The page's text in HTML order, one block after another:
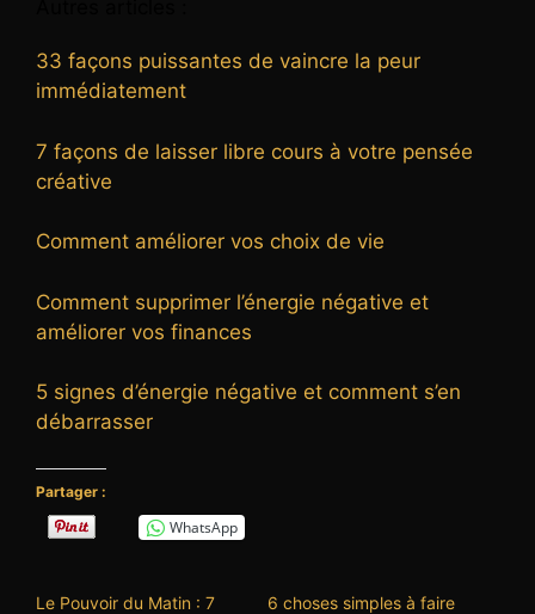
33 façons puissantes de vaincre la peur
immédiatement
7 façons de laisser libre cours à votre pensée
créative
Comment améliorer vos choix de vie
Comment supprimer l’énergie négative et
améliorer vos finances
5 signes d’énergie négative et comment s’en
débarrasser
Partager :
WhatsApp
Le Pouvoir du Matin : 7
6 choses simples à faire